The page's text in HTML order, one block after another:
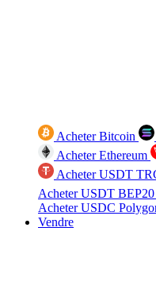
Acheter Bitcoin
Acheter Ethereum
Acheter USDT
Acheter USDT BEP20
Acheter USDC
Vendre